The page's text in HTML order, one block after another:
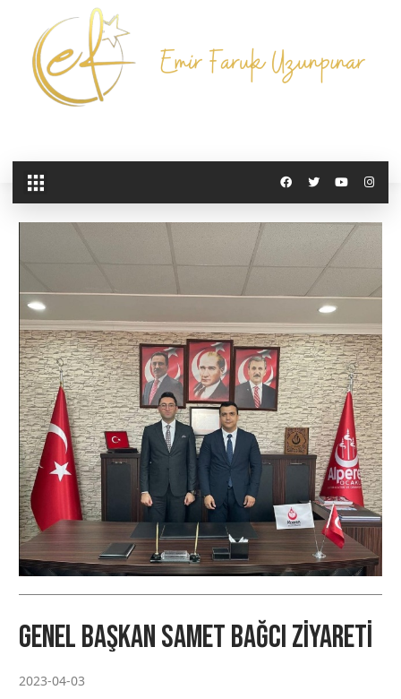
Genel Başkan Samet Bağcı Ziyareti
2023-04-03